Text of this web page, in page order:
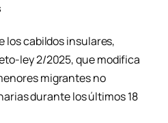
los cabildos insulares,
ley 2/2025, que modifica
migrantes no
durante los últimos 18